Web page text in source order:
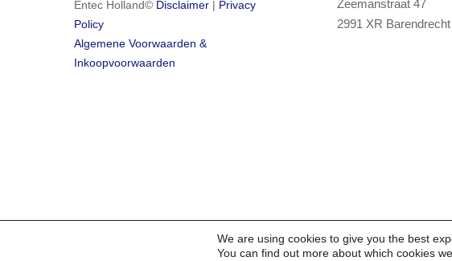
Entec Holland© Disclaimer
Privacy
Policy
Algemene Voorwaarden &
Inkoopvoorwaarden
Zeemanstraat 47
2991 XR Barendrecht
We are using cookies to give you the best
You can find out more about which cookies